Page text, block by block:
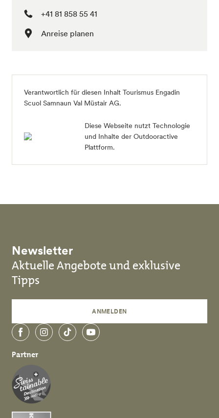
+41 81 858 55 41
Anreise planen
Verantwortlich für diesen Inhalt Tourismus Engadin
Scuol Samnaun Val Müstair AG.
Diese Webseite nutzt Technologie
und Inhalte der Outdooractive
Plattform.
Newsletter
Aktuelle Angebote und exklusive
Tipps
ANMELDEN
FacebookInstagramTikTokYouTube
Partner